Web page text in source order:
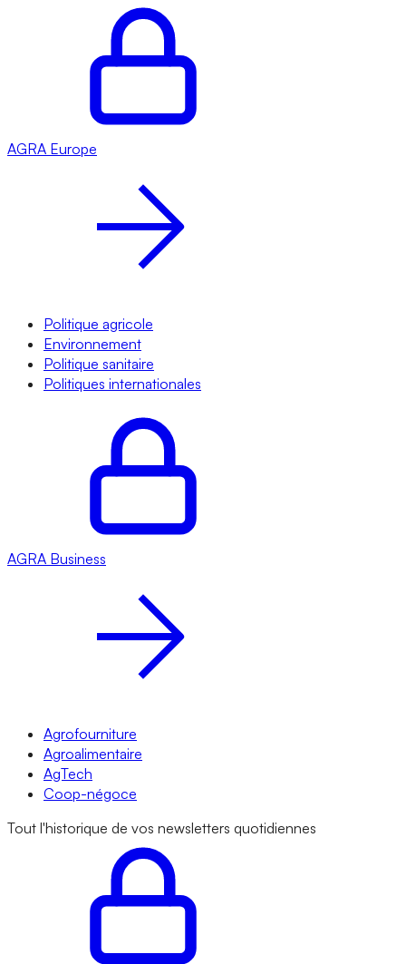
AGRA Europe
Politique agricole
Environnement
Politique sanitaire
Politiques internationales
AGRA Business
Agrofourniture
Agroalimentaire
AgTech
Coop-négoce
Tout l'historique de vos newsletters quotidiennes